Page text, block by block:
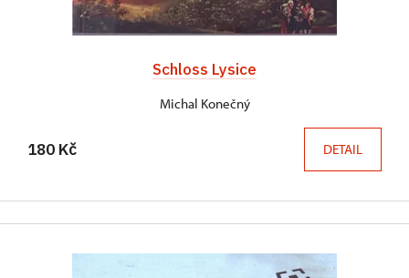
Schloss Lysice
Michal Konečný
180 Kč DETAIL